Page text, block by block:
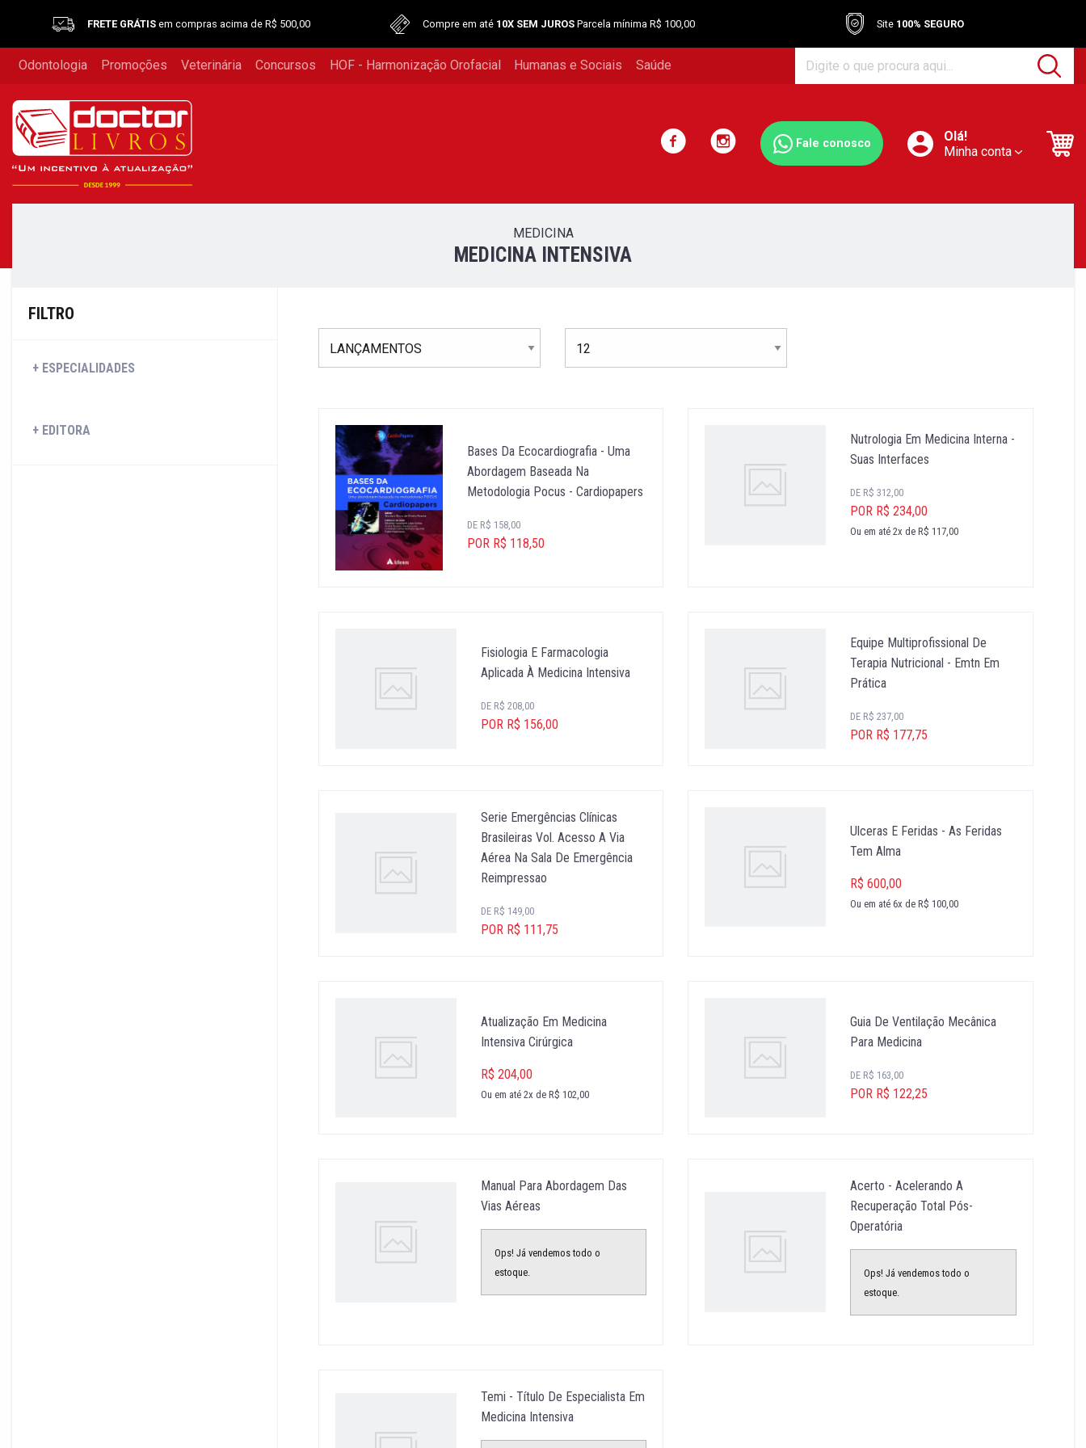
FRETE GRÁTIS em compras acima de R$ 500,00 Compre em até 10X SEM JUROS Parcela mínima R$ 100,00 Site 100% SEGURO
Odontologia Promoções Veterinária Concursos HOF - Harmonização Orofacial Humanas e Sociais Saúde
Fale conosco
Olá!
Minha conta
MEDICINA
MEDICINA INTENSIVA
FILTRO
ESPECIALIDADES
EDITORA
Bases Da Ecocardiografia - Uma
Abordagem Baseada Na
Metodologia Pocus - Cardiopapers
DE R$ 158,00
POR R$ 118,50
Nutrologia Em Medicina Interna -
Suas Interfaces
DE R$ 312,00
POR R$ 234,00
Ou em até 2x de R$ 117,00
Fisiologia E Farmacologia
Aplicada À Medicina Intensiva
DE R$ 208,00
POR R$ 156,00
Equipe Multiprofissional De
Terapia Nutricional - Emtn Em
Prática
DE R$ 237,00
POR R$ 177,75
Serie Emergências Clínicas
Brasileiras Vol. Acesso A Via
Aérea Na Sala De Emergência
Reimpressao
DE R$ 149,00
POR R$ 111,75
Ulceras E Feridas - As Feridas
Tem Alma
R$ 600,00
Ou em até 6x de R$ 100,00
Atualização Em Medicina
Intensiva Cirúrgica
R$ 204,00
Ou em até 2x de R$ 102,00
Guia De Ventilação Mecânica
Para Medicina
DE R$ 163,00
POR R$ 122,25
Manual Para Abordagem Das
Vias Aéreas
Ops! Já vendemos todo o
estoque.
Acerto - Acelerando A
Recuperação Total Pós-
Operatória
Ops! Já vendemos todo o
estoque.
Temi - Título De Especialista Em
Medicina Intensiva